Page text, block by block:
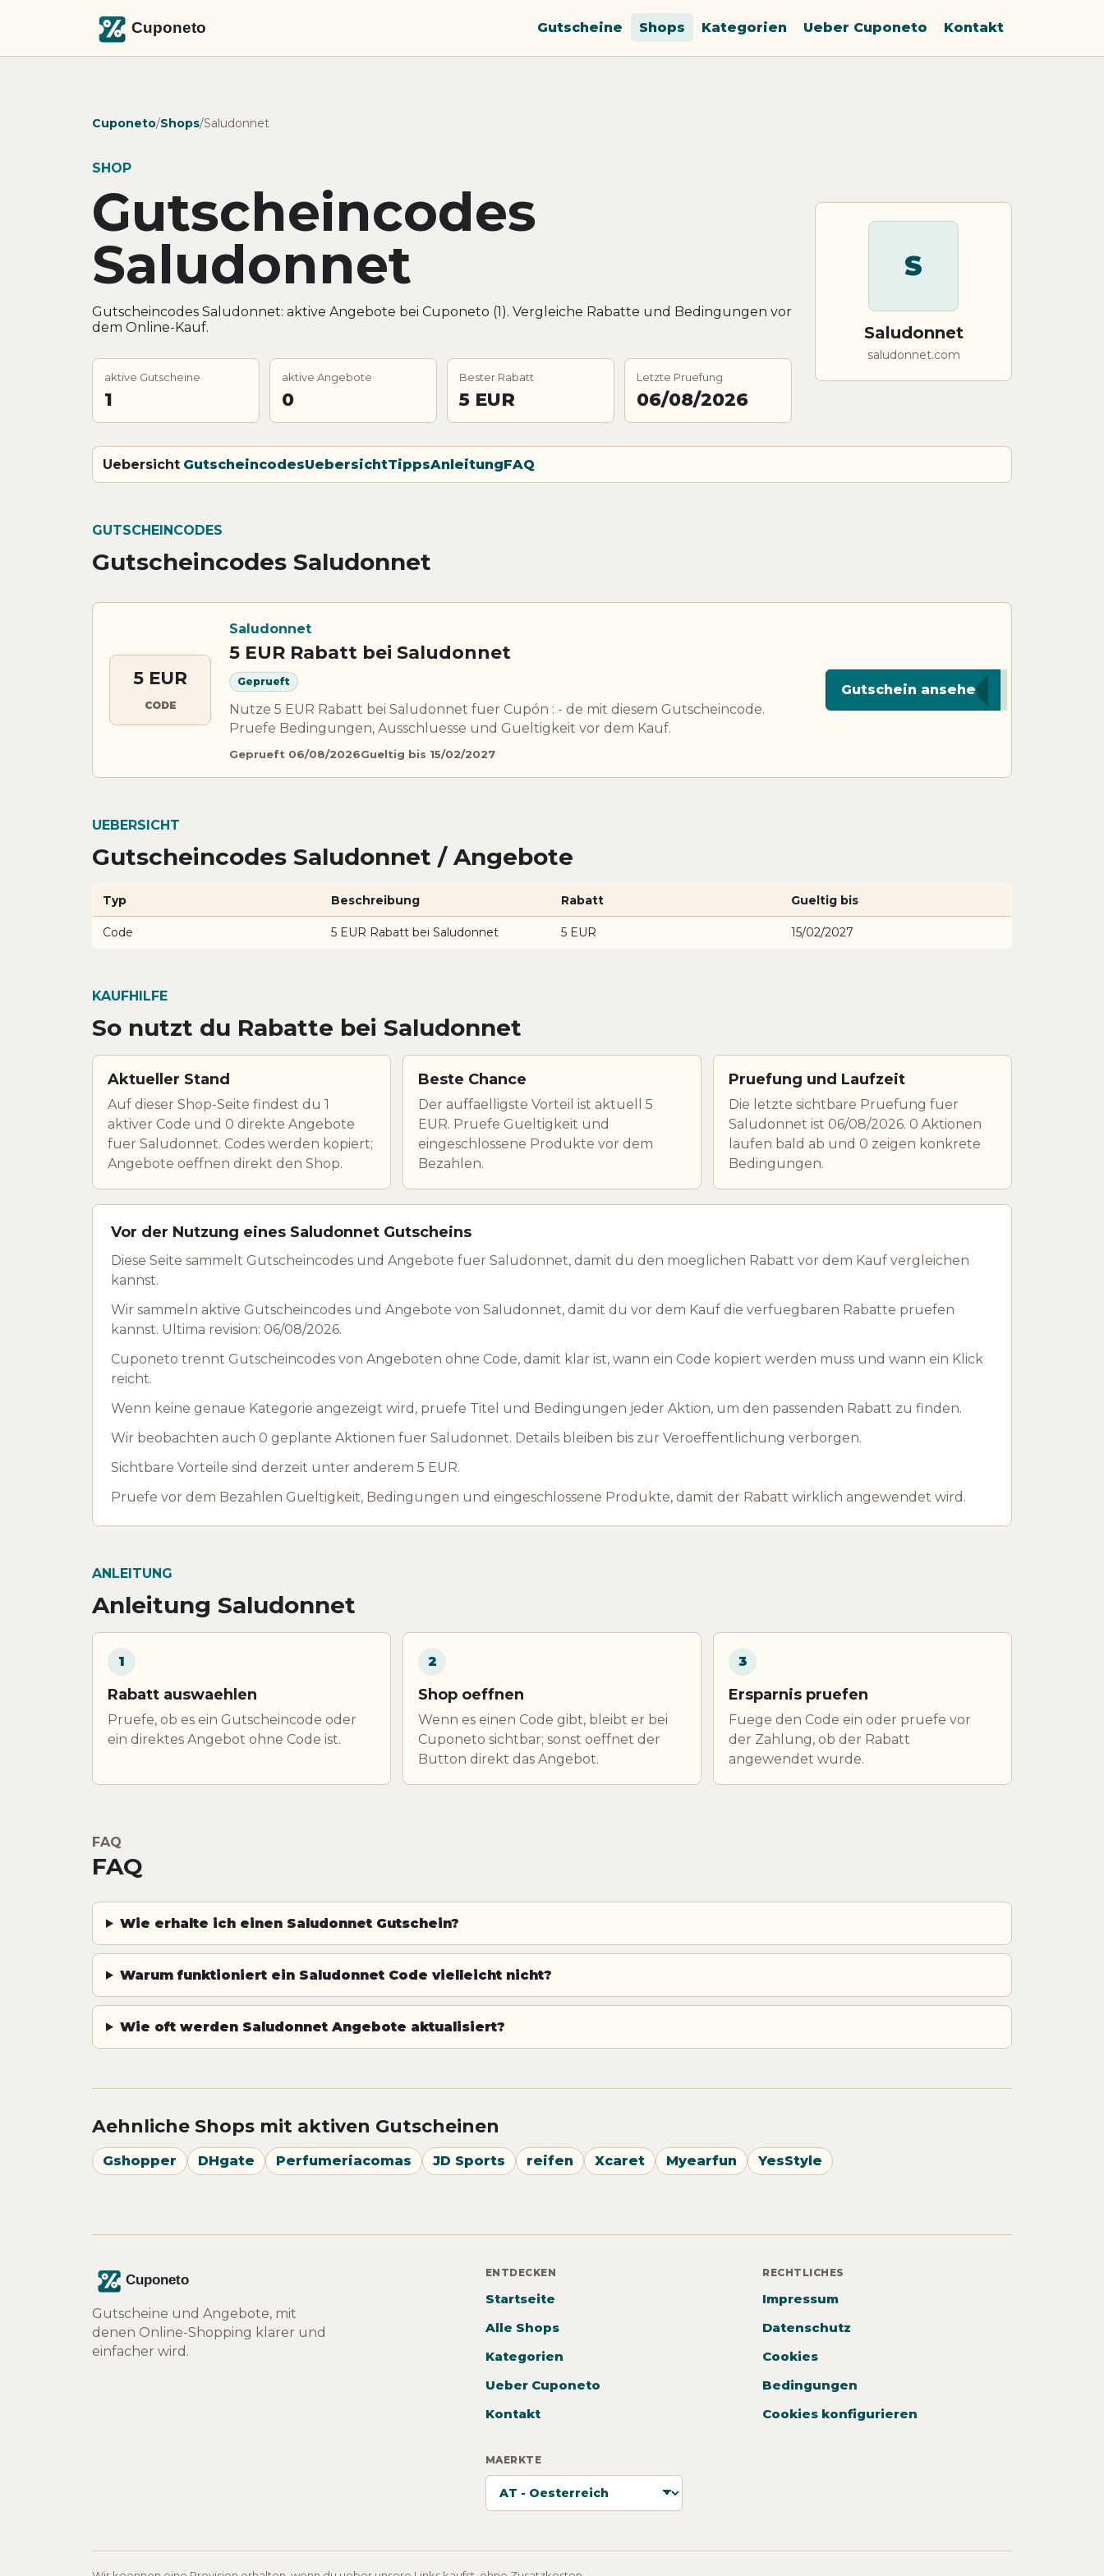
Gutscheine Shops Kategorien Ueber Cuponeto Kontakt
Cuponeto/Shops/Saludonnet
SHOP
Gutscheincodes
Saludonnet
Gutscheincodes Saludonnet: aktive Angebote bei Cuponeto (1). Vergleiche Rabatte und Bedingungen vor
dem Online-Kauf.
aktive Gutscheine
1
aktive Angebote
0
Bester Rabatt
5 EUR
Letzte Pruefung
06/08/2026
S
Saludonnet
saludonnet.com
Uebersicht GutscheincodesUebersichtTippsAnleitungFAQ
GUTSCHEINCODES
Gutscheincodes Saludonnet
5 EUR
CODE
Saludonnet
5 EUR Rabatt bei Saludonnet
Geprueft
Nutze 5 EUR Rabatt bei Saludonnet fuer Cupón : - de mit diesem Gutscheincode.
Pruefe Bedingungen, Ausschluesse und Gueltigkeit vor dem Kauf.
Geprueft 06/08/2026Gueltig bis 15/02/2027
Gutschein ansehen
UEBERSICHT
Gutscheincodes Saludonnet / Angebote
Typ Beschreibung Rabatt Gueltig bis
Code 5 EUR Rabatt bei Saludonnet 5 EUR 15/02/2027
KAUFHILFE
So nutzt du Rabatte bei Saludonnet
Aktueller Stand
Auf dieser Shop-Seite findest du 1
aktiver Code und 0 direkte Angebote
fuer Saludonnet. Codes werden kopiert;
Angebote oeffnen direkt den Shop.
Beste Chance
Der auffaelligste Vorteil ist aktuell 5
EUR. Pruefe Gueltigkeit und
eingeschlossene Produkte vor dem
Bezahlen.
Pruefung und Laufzeit
Die letzte sichtbare Pruefung fuer
Saludonnet ist 06/08/2026. 0 Aktionen
laufen bald ab und 0 zeigen konkrete
Bedingungen.
Vor der Nutzung eines Saludonnet Gutscheins
Diese Seite sammelt Gutscheincodes und Angebote fuer Saludonnet, damit du den moeglichen Rabatt vor dem Kauf vergleichen
kannst.
Wir sammeln aktive Gutscheincodes und Angebote von Saludonnet, damit du vor dem Kauf die verfuegbaren Rabatte pruefen
kannst. Ultima revision: 06/08/2026.
Cuponeto trennt Gutscheincodes von Angeboten ohne Code, damit klar ist, wann ein Code kopiert werden muss und wann ein Klick
reicht.
Wenn keine genaue Kategorie angezeigt wird, pruefe Titel und Bedingungen jeder Aktion, um den passenden Rabatt zu finden.
Wir beobachten auch 0 geplante Aktionen fuer Saludonnet. Details bleiben bis zur Veroeffentlichung verborgen.
Sichtbare Vorteile sind derzeit unter anderem 5 EUR.
Pruefe vor dem Bezahlen Gueltigkeit, Bedingungen und eingeschlossene Produkte, damit der Rabatt wirklich angewendet wird.
ANLEITUNG
Anleitung Saludonnet
1
Rabatt auswaehlen
Pruefe, ob es ein Gutscheincode oder
ein direktes Angebot ohne Code ist.
2
Shop oeffnen
Wenn es einen Code gibt, bleibt er bei
Cuponeto sichtbar; sonst oeffnet der
Button direkt das Angebot.
3
Ersparnis pruefen
Fuege den Code ein oder pruefe vor
der Zahlung, ob der Rabatt
angewendet wurde.
FAQ
FAQ
Wie erhalte ich einen Saludonnet Gutschein?
Warum funktioniert ein Saludonnet Code vielleicht nicht?
Wie oft werden Saludonnet Angebote aktualisiert?
Aehnliche Shops mit aktiven Gutscheinen
Gshopper DHgate Perfumeriacomas JD Sports reifen Xcaret Myearfun YesStyle
Gutscheine und Angebote, mit
denen Online-Shopping klarer und
einfacher wird.
ENTDECKEN
Startseite
Alle Shops
Kategorien
Ueber Cuponeto
Kontakt
RECHTLICHES
Impressum
Datenschutz
Cookies
Bedingungen
Cookies konfigurieren
MAERKTE